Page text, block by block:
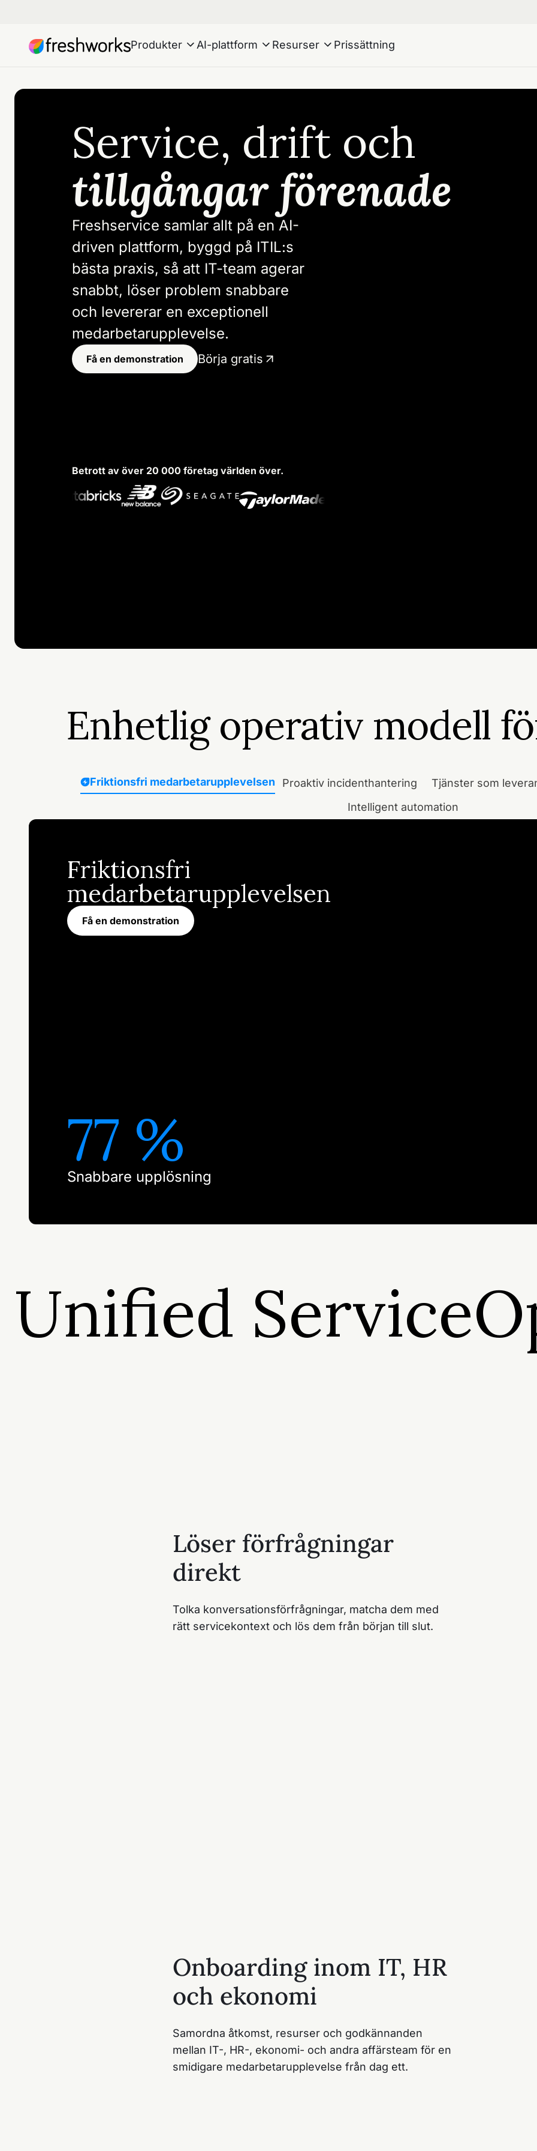
Produkter AI-plattform Resurser Prissättning
Service, drift och
tillgångar förenade
Freshservice samlar allt på en AI-
driven plattform, byggd på ITIL:s
bästa praxis, så att IT-team agerar
snabbt, löser problem snabbare
och levererar en exceptionell
medarbetarupplevelse.
Få en demonstration Börja gratis
Betrott av över 20 000 företag världen över.
Enhetlig operativ modell
Friktionsfri medarbetarupplevelsen Proaktiv incidenthantering
Tjänster som
Intelligent automation
77 %
Snabbare upplösning
Friktionsfri
medarbetarupplevelsen
Få en demonstration
Unified
Löser förfrågningar
direkt
Tolka konversationsförfrågningar, matcha dem med
rätt servicekontext och lös dem från början till slut.
Onboarding inom IT, HR
och ekonomi
Samordna åtkomst, resurser och godkännanden
mellan IT-, HR-, ekonomi- och andra affärsteam för en
smidigare medarbetarupplevelse från dag ett.